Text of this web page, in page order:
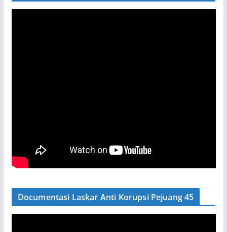
Documentasi Laskar Anti Korupsi Pejuang 45